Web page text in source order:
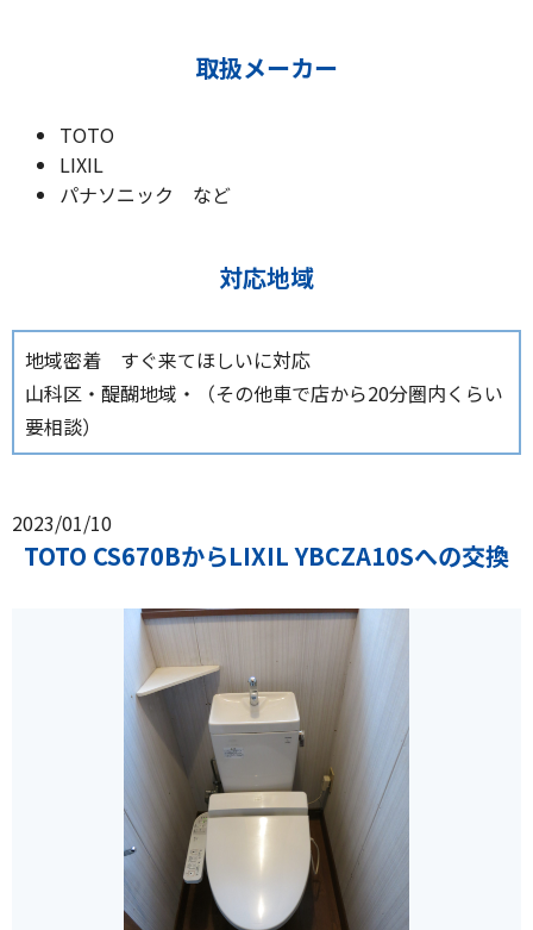
取扱メーカー
TOTO
LIXIL
パナソニック など
対応地域
地域密着 すぐ来てほしいに対応
山科区・醍醐地域・（その他車で店から20分圏内くらい
要相談）
2023/01/10
TOTO CS670BからLIXIL YBCZA10Sへの交換